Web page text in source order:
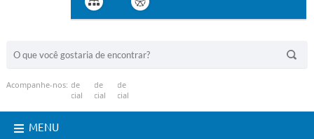
Acompanhe-nos:
MENU